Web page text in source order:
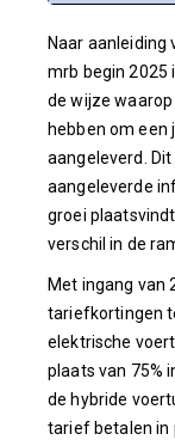
Naar
mrb begin 2025
de wijze
hebben om een
aangeleverd.
aangeleverde
groei
verschil in de
Met ingang van
tariefkortingen
elektrische
plaats van 75%
de hybride
tarief betalen in